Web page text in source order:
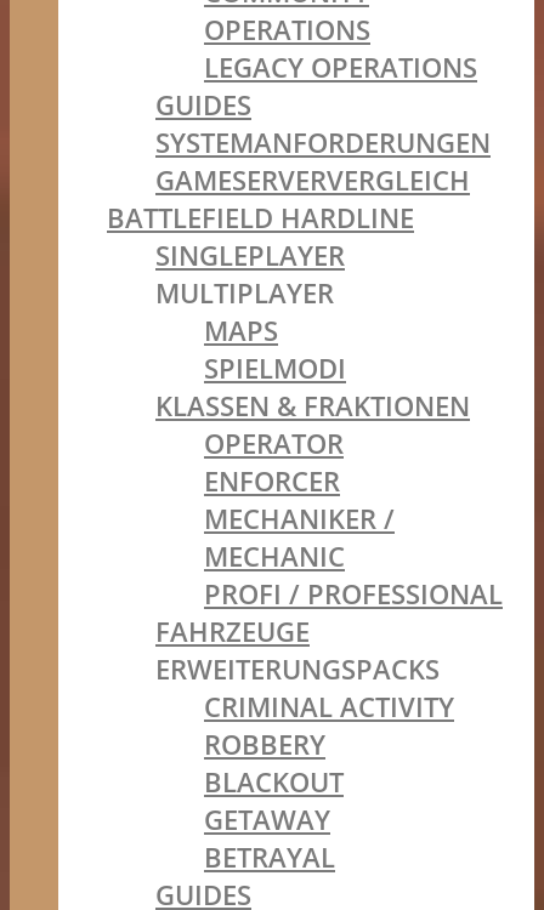
OPERATIONS
LEGACY OPERATIONS
GUIDES
SYSTEMANFORDERUNGEN
GAMESERVERVERGLEICH
BATTLEFIELD HARDLINE
SINGLEPLAYER
MULTIPLAYER
MAPS
SPIELMODI
KLASSEN & FRAKTIONEN
OPERATOR
ENFORCER
MECHANIKER /
MECHANIC
PROFI / PROFESSIONAL
FAHRZEUGE
ERWEITERUNGSPACKS
CRIMINAL ACTIVITY
ROBBERY
BLACKOUT
GETAWAY
BETRAYAL
GUIDES